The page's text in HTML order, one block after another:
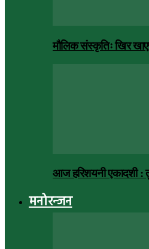
मौलिक संस्कृतिः खिर
आज हरिशयनी एकादशी :
मनोरन्जन